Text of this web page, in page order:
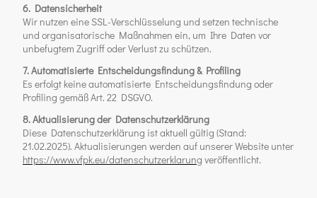
6. Datensicherheit
Wir nutzen eine SSL-Verschlüsselung und setzen technische
und organisatorische Maßnahmen ein, um Ihre Daten vor
unbefugtem Zugriff oder Verlust zu schützen.
7. Automatisierte Entscheidungsfindung & Profiling
Es erfolgt keine automatisierte Entscheidungsfindung oder
Profiling gemäß Art. 22 DSGVO.
8. Aktualisierung der Datenschutzerklärung
Diese Datenschutzerklärung ist aktuell gültig (Stand:
21.02.2025). Aktualisierungen werden auf unserer Website unter
https://www.vfpk.eu/datenschutzerklarung veröffentlicht.